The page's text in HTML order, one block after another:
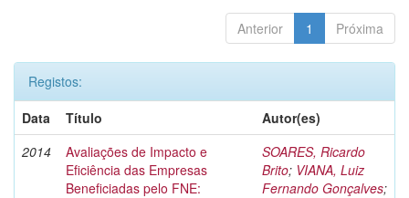
Anterior 1 Próxima
Registos:
Data
Título
Autor(es)
2014
Avaliações de Impacto e
Eficiência das Empresas
Beneficiadas pelo FNE:
SOARES, Ricardo
Brito; VIANA, Luiz
Fernando Gonçalves;